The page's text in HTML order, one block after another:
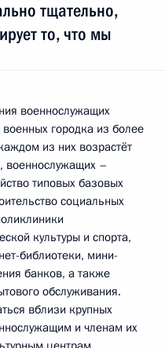
тщательно,
то, что мы
военнослужащих
городка из более
из них возрастёт
военнослужащих –
типовых базовых
социальных
культуры и спорта,
библиотеки, мини-
банков, а также
обслуживания.
вблизи крупных
и членам их